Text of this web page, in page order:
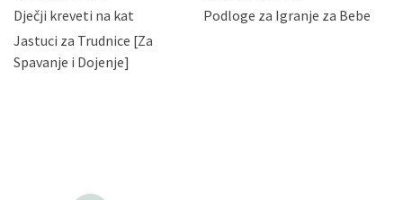
zatražiti prestanak aktivnosti obrade Vaših osobnih
podataka. Opoziv privole možete podnijeti poštom na
gore navedenu adresu ili e-mailom na adresu:
Dječji kreveti na kat
Podloge za Igranje za Bebe
Jastuci za Trudnice [Za
Spavanje i Dojenje]